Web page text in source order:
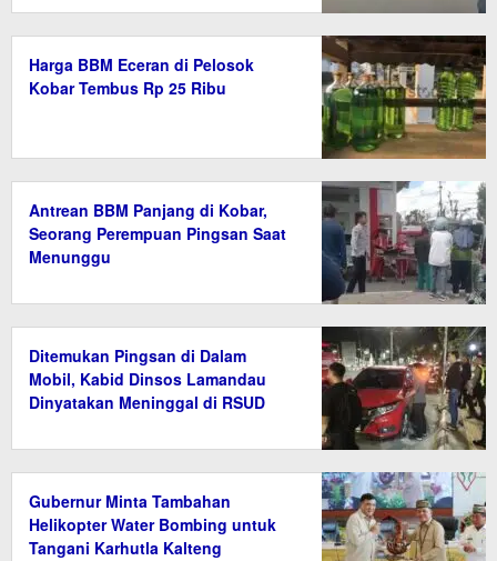
Harga BBM Eceran di Pelosok
Kobar Tembus Rp 25 Ribu
Antrean BBM Panjang di Kobar,
Seorang Perempuan Pingsan Saat
Menunggu
Ditemukan Pingsan di Dalam
Mobil, Kabid Dinsos Lamandau
Dinyatakan Meninggal di RSUD
Gubernur Minta Tambahan
Helikopter Water Bombing untuk
Tangani Karhutla Kalteng